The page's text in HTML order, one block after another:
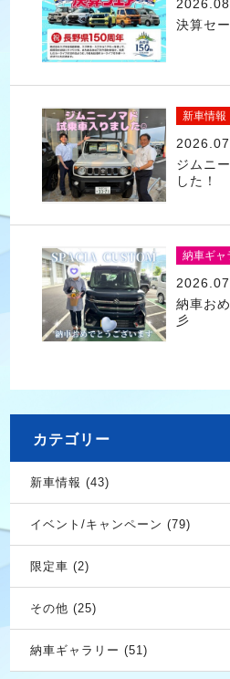
決算セ
新車情報
ジムニ
した！
納車ギャ
納車お
彡
カテゴリー
新車情報 (43)
イベント/キャンペーン (79)
限定車 (2)
その他 (25)
納車ギャラリー (51)